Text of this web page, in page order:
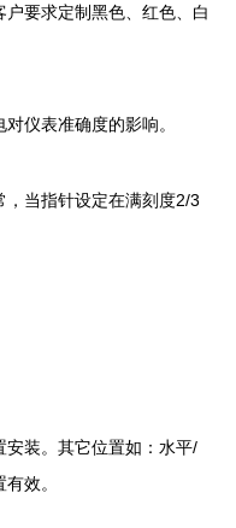
要求定制黑色、红色、白
仪表准确度的影响。
，当指针设定在满刻度2/3
安装。其它位置如：水平/
有效。